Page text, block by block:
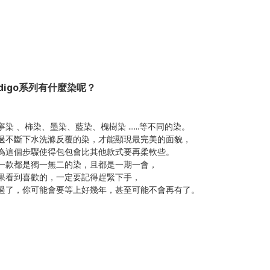
系列有什麼染呢？
染 、柿染、墨染、藍染、槐樹染 ......等不同的染。
不斷下水洗滌反覆的染，才能顯現最完美的面貌，
這個步驟使得包包會比其他款式要再柔軟些。
款都是獨一無二的染，且都是一期一會，
看到喜歡的，一定要記得趕緊下手，
了，你可能會要等上好幾年，甚至可能不會再有了。